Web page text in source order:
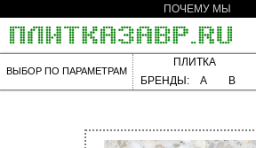
ПОЧЕМУ МЫ
ВЫБОР ПО ПАРАМЕТРАМ
ПЛИТКА
БРЕНДЫ:
A B